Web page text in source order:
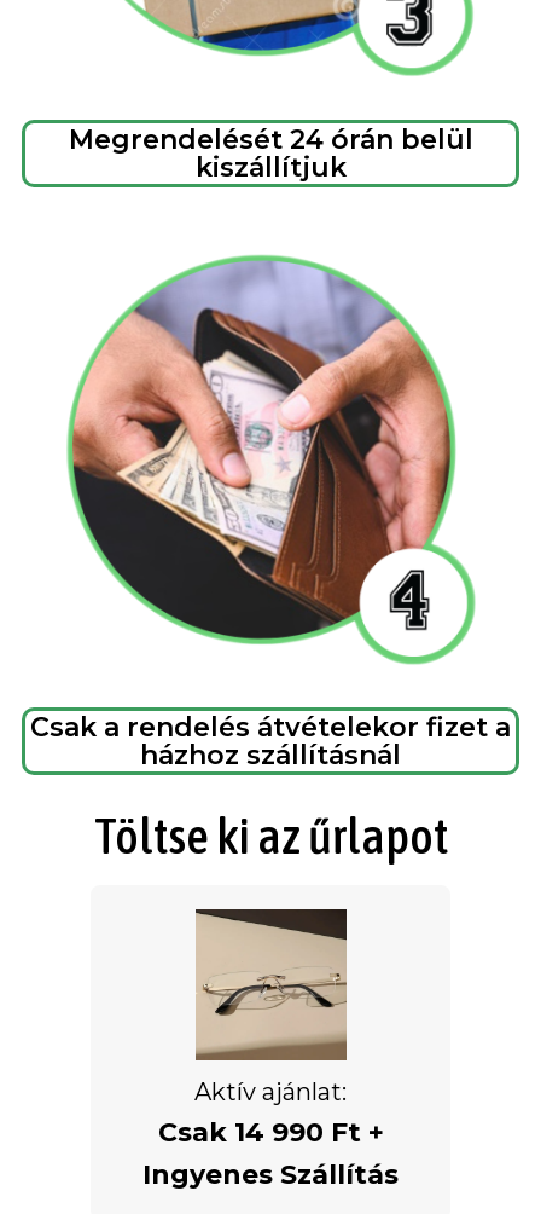
Megrendelését 24 órán belül
kiszállítjuk
Csak a rendelés átvételekor fizet a
házhoz szállításnál
Töltse ki az űrlapot
Aktív ajánlat:
Csak 14 990 Ft +
Ingyenes Szállítás